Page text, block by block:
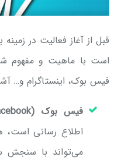
قبل از آغاز فعالیت در
است با ماهیت و مفهوم
فیس بوک، اینستاگرام و…
فیس بوک (
اطلاع رسانی است،
می‌تواند با سنجش